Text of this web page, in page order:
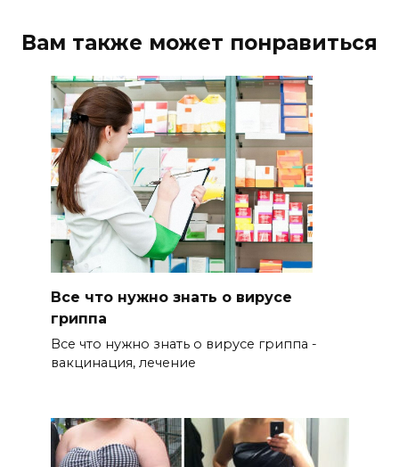
Вам также может понравиться
Все что нужно знать о вирусе
гриппа
Все что нужно знать о вирусе гриппа -
вакцинация, лечение